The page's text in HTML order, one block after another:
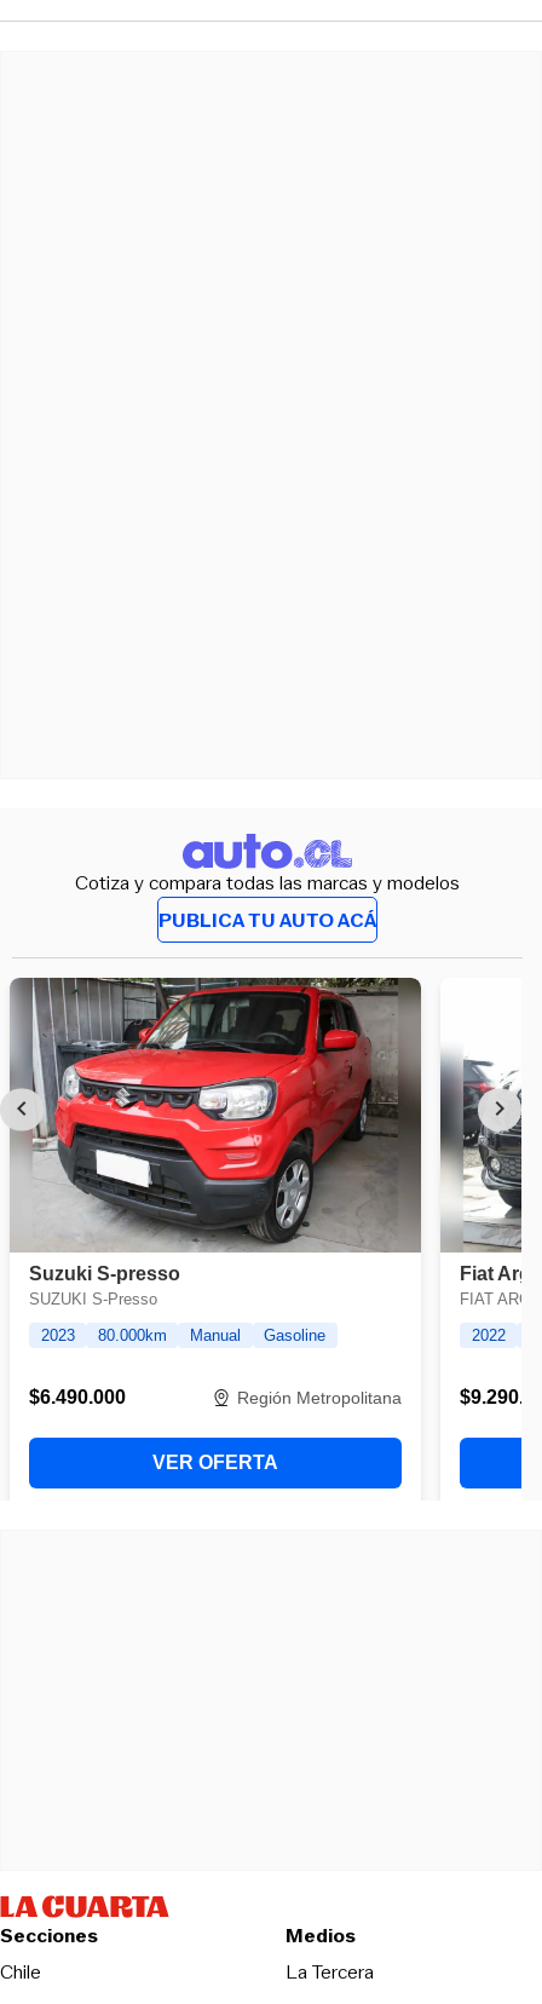
Cotiza y compara todas las marcas y modelos
PUBLICA TU AUTO ACÁ
Secciones
Chile
Medios
La TerceraOpens in new